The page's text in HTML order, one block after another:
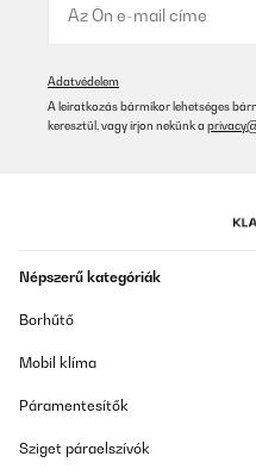
Adatvédelem
A leiratkozás bármikor lehetséges
keresztül, vagy írjon nekünk a
Népszerű kategóriák
Borhűtő
Mobil klíma
Páramentesítők
Sziget páraelszívók